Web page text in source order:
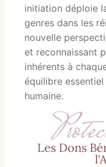
initiation déploie
genres dans les
nouvelle
et reconnaissant
inhérents à
équilibre
humaine.
Les Dons